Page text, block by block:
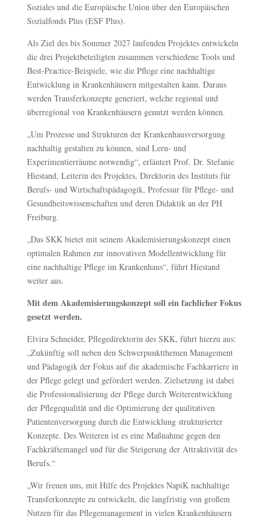
Soziales und die Europäische Union über den Europäischen
Sozialfonds Plus (ESF Plus).
Als Ziel des bis Sommer 2027 laufenden Projektes entwickeln
die drei Projektbeteiligten zusammen verschiedene Tools und
Best-Practice-Beispiele, wie die Pflege eine nachhaltige
Entwicklung in Krankenhäusern mitgestalten kann. Daraus
werden Transferkonzepte generiert, welche regional und
überregional von Krankenhäusern genutzt werden können.
„Um Prozesse und Strukturen der Krankenhausversorgung
nachhaltig gestalten zu können, sind Lern- und
Experimentierräume notwendig“, erläutert Prof. Dr. Stefanie
Hiestand, Leiterin des Projektes, Direktorin des Instituts für
Berufs- und Wirtschaftspädagogik, Professur für Pflege- und
Gesundheitswissenschaften und deren Didaktik an der PH
Freiburg.
„Das SKK bietet mit seinem Akademisierungskonzept einen
optimalen Rahmen zur innovativen Modellentwicklung für
eine nachhaltige Pflege im Krankenhaus“, führt Hiestand
weiter aus.
Mit dem Akademisierungskonzept soll ein fachlicher Fokus
gesetzt werden.
Elvira Schneider, Pflegedirektorin des SKK, führt hierzu aus:
„Zukünftig soll neben den Schwerpunktthemen Management
und Pädagogik der Fokus auf die akademische Fachkarriere in
der Pflege gelegt und gefördert werden. Zielsetzung ist dabei
die Professionalisierung der Pflege durch Weiterentwicklung
der Pflegequalität und die Optimierung der qualitativen
Patientenversorgung durch die Entwicklung strukturierter
Konzepte. Des Weiteren ist es eine Maßnahme gegen den
Fachkräftemangel und für die Steigerung der Attraktivität des
Berufs.“
„Wir freuen uns, mit Hilfe des Projektes NapiK nachhaltige
Transferkonzepte zu entwickeln, die langfristig von großem
Nutzen für das Pflegemanagement in vielen Krankenhäusern